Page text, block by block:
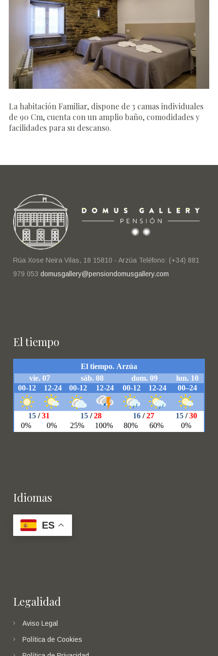
La habitación Familiar, dispone de 3 camas individuales
de 90 Cm, cuenta con un amplio baño, comodidades y
facilidades para su descanso.
Rúa Xose Neira Vilas, 18 15810 - Arzúa Teléfono: (+34) 881
979 053 domusgallery@pensiondomusgallery.com
El tiempo
Idiomas
ES
Legalidad
Aviso Legal
Política de Cookies